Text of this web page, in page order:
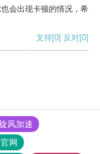
会出现卡顿的情况，希
支持[0] 反对[0]
风加速
网